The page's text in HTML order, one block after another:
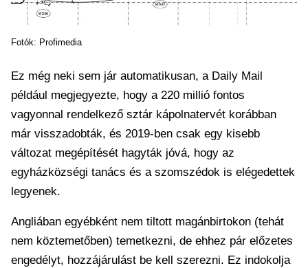
Fotók: Profimedia
Ez még neki sem jár automatikusan, a Daily Mail
például megjegyezte, hogy a 220 millió fontos
vagyonnal rendelkező sztár kápolnatervét korábban
már visszadobták, és 2019-ben csak egy kisebb
változat megépítését hagyták jóvá, hogy az
egyházközségi tanács és a szomszédok is elégedettek
legyenek.
Angliában egyébként nem tiltott magánbirtokon (tehát
nem köztemetőben) temetkezni, de ehhez pár előzetes
engedélyt, hozzájárulást be kell szerezni. Ez indokolja